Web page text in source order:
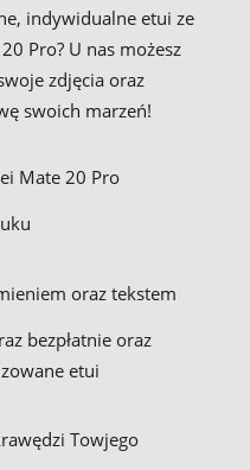
indywidualne etui ze
Pro? U nas możesz
zdjęcia oraz
swoich marzeń!
Mate 20 Pro
oraz tekstem
bezpłatnie oraz
etui
Towjego